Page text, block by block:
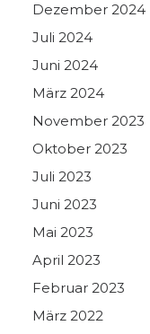
Dezember 2024
Juli 2024
Juni 2024
März 2024
November 2023
Oktober 2023
Juli 2023
Juni 2023
Mai 2023
April 2023
Februar 2023
März 2022